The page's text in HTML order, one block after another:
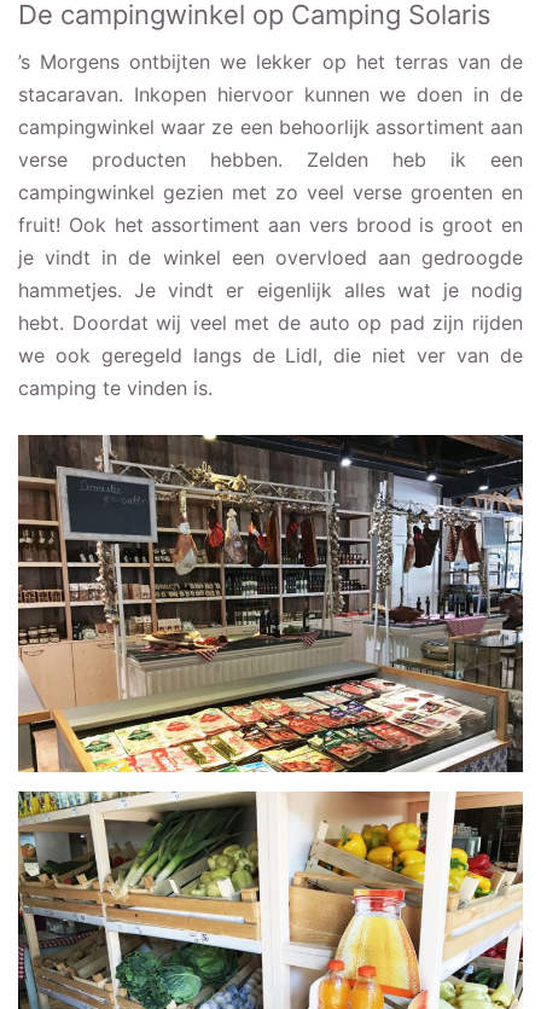
De campingwinkel op Camping Solaris
’s Morgens ontbijten we lekker op het terras van de
stacaravan. Inkopen hiervoor kunnen we doen in de
campingwinkel waar ze een behoorlijk assortiment aan
verse producten hebben. Zelden heb ik een
campingwinkel gezien met zo veel verse groenten en
fruit! Ook het assortiment aan vers brood is groot en
je vindt in de winkel een overvloed aan gedroogde
hammetjes. Je vindt er eigenlijk alles wat je nodig
hebt. Doordat wij veel met de auto op pad zijn rijden
we ook geregeld langs de Lidl, die niet ver van de
camping te vinden is.